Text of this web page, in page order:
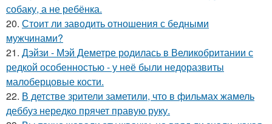
собаку, а не ребёнка.
20. Стоит ли заводить отношения с бедными
мужчинами?
21. Дэйзи - Мэй Деметре родилась в Великобритании с
редкой особенностью - у неё были недоразвиты
малоберцовые кости.
22. В детстве зрители заметили, что в фильмах жамель
деббуз нередко прячет правую руку.